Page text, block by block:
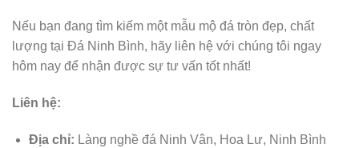
Nếu bạn đang tìm kiếm một mẫu mộ đá tròn đẹp, chất
lượng tại Đá Ninh Bình, hãy liên hệ với chúng tôi ngay
hôm nay để nhận được sự tư vấn tốt nhất!
Liên hệ:
Địa chỉ: Làng nghề đá Ninh Vân, Hoa Lư, Ninh Bình